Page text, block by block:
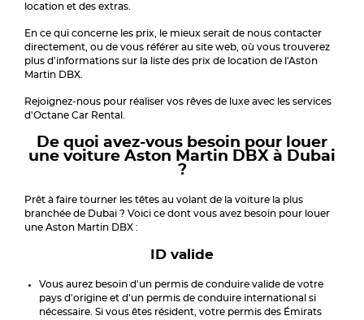
location et des extras.
En ce qui concerne les prix, le mieux serait de nous contacter
directement, ou de vous référer au site web, où vous trouverez
plus d'informations sur la liste des prix de location de l'Aston
Martin DBX.
Rejoignez-nous pour réaliser vos rêves de luxe avec les services
d'Octane Car Rental.
De quoi avez-vous besoin pour louer
une voiture Aston Martin DBX à Dubai
?
Prêt à faire tourner les têtes au volant de la voiture la plus
branchée de Dubai ? Voici ce dont vous avez besoin pour louer
une Aston Martin DBX :
ID valide
Vous aurez besoin d'un permis de conduire valide de votre
pays d'origine et d'un permis de conduire international si
nécessaire. Si vous êtes résident, votre permis des Émirats